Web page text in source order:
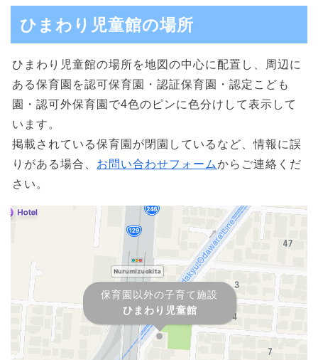
ひまわり児童館の場所
ひまわり児童館の場所を地図の中心に配置し、周辺に
ある保育園を認可保育園・認証保育園・認定こども
園・認可外保育園で4色のピンに色分けして表示して
います。
掲載されている保育園が閉園しているなど、情報に誤
りがある場合、 お問い合わせフォームからご連絡くだ
さい。
保育園以外の子育て施設
ひまわり児童館